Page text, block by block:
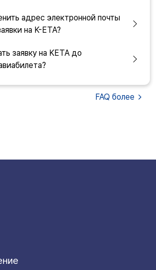
адрес электронной почты
на K-ETA?
заявку на KETA до
FAQ более